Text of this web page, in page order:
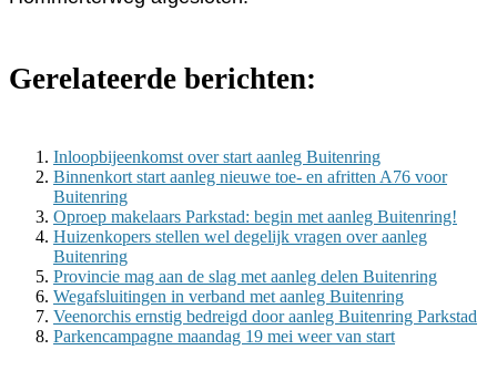
Gerelateerde berichten:
Inloopbijeenkomst over start aanleg Buitenring
Binnenkort start aanleg nieuwe toe- en afritten A76 voor
Buitenring
Oproep makelaars Parkstad: begin met aanleg Buitenring!
Huizenkopers stellen wel degelijk vragen over aanleg
Buitenring
Provincie mag aan de slag met aanleg delen Buitenring
Wegafsluitingen in verband met aanleg Buitenring
Veenorchis ernstig bedreigd door aanleg Buitenring Parkstad
Parkencampagne maandag 19 mei weer van start